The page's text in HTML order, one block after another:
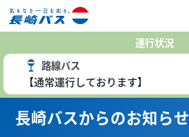
運行状況
路線バス
【通常運行しております】
長崎バスからのお知らせ